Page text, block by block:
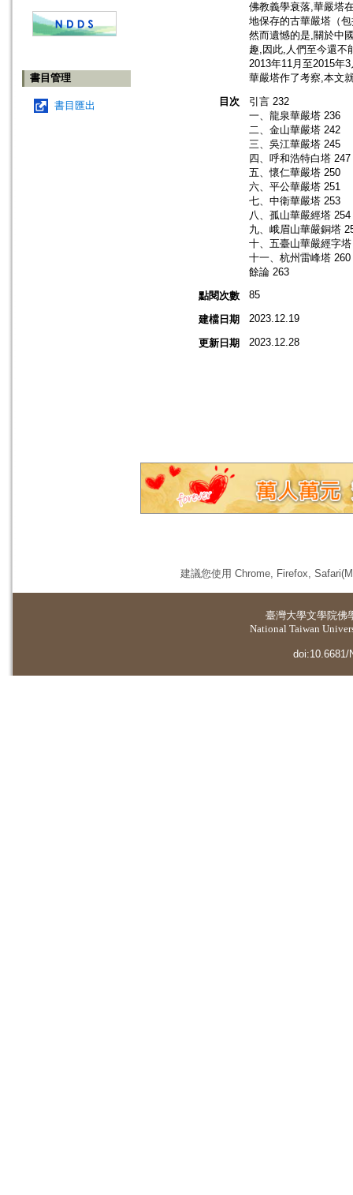
書目管理
書目匯出
佛教義學衰落,華嚴塔
地保存的古華嚴塔（
然而遺憾的是,關於中
趣,因此,人們至今還不
2013年11月至2015年
華嚴塔作了考察,本文
目次
引言 232
一、龍泉華嚴塔 236
二、金山華嚴塔 242
三、吳江華嚴塔 245
四、呼和浩特白塔 247
五、懷仁華嚴塔 250
六、平公華嚴塔 251
七、中衛華嚴塔 253
八、孤山華嚴經塔 254
九、峨眉山華嚴銅塔
十、五臺山華嚴經字
十一、杭州雷峰塔 260
餘論 263
點閱次數
85
建檔日期 2023.12.19
更新日期 2023.12.28
建議您使用 Chrome, Firefox,
臺灣大學文學院佛
National Taiwan
doi:10.6681/